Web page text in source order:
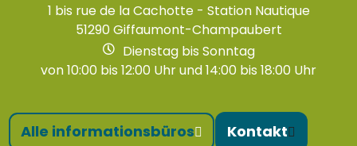
1 bis rue de la Cachotte - Station Nautique
51290 Giffaumont-Champaubert
Dienstag bis Sonntag
von 10:00 bis 12:00 Uhr und 14:00 bis 18:00 Uhr
Alle informationsbüros Kontakt